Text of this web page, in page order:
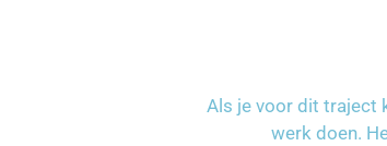
Als je voor dit traject
werk doen.